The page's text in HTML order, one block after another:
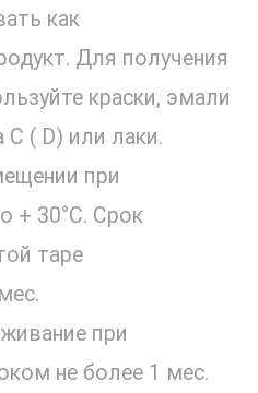
как
Для получения
краски, эмали
С ( D) или лаки.
при
+ 30°С. Срок
таре
при
не более 1 мес.